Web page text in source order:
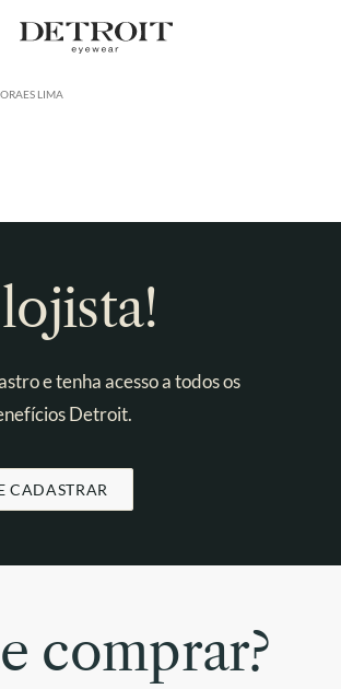
LIMA
e tenha acesso a todos os
Detroit.
CADASTRAR
comprar?